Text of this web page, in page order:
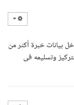
بيانات خبرة أكثر من
وتسليمه فى